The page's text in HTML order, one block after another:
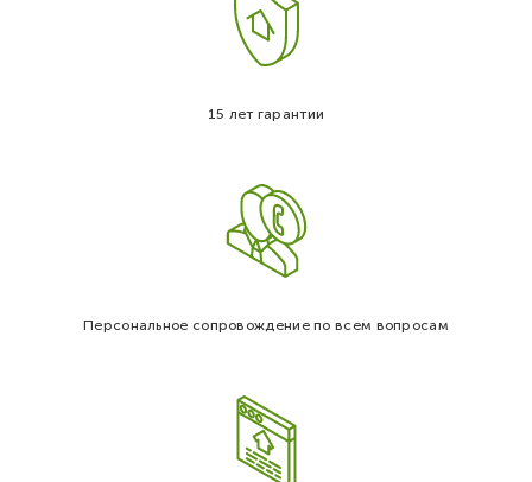
15 лет гарантии
Персональное сопровождение по всем вопросам